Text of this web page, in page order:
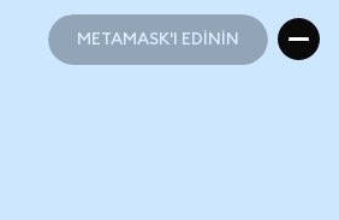
METAMASK'I EDİNİN